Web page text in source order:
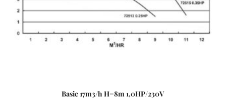
Basic 17m3/h H=8m 1,0HP/230V